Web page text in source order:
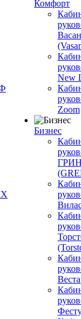
Комфорт
New
Zoom
Бизнес